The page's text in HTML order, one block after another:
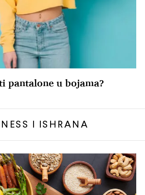
pantalone u bojama?
I ISHRANA